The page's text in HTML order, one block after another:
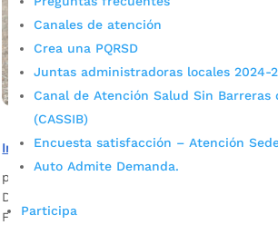
Canales de atención
Crea una PQRSD
Juntas administradoras locales 2024-
Canal de Atención Salud Sin Barreras
(CASSIB)
Encuesta satisfacción – Atención
Auto Admite Demanda.
Participa
Inició tecnificación del campo
por
Desde la Secretaría de Desarrollo Social en
Fedecacao y Asómbrate de Solidaridad se